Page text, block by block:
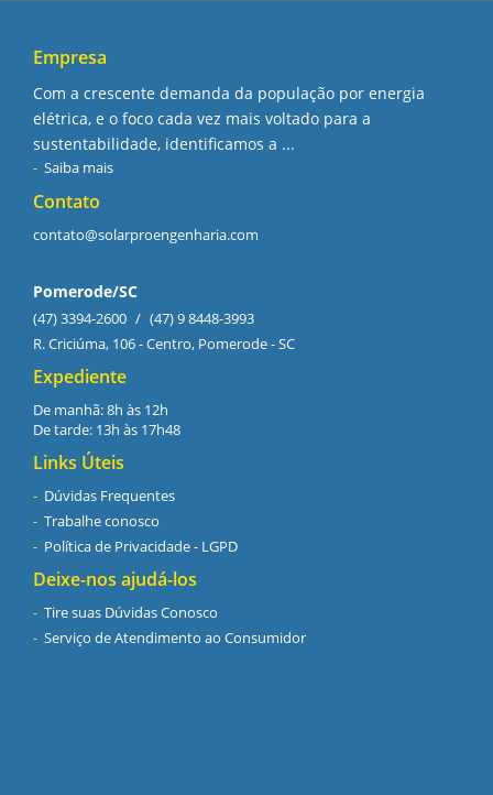
Empresa
Com a crescente demanda da população por energia
elétrica, e o foco cada vez mais voltado para a
sustentabilidade, identificamos a ...
Saiba mais
Contato
contato@solarproengenharia.com
Pomerode/SC
(47) 3394-2600 / (47) 9 8448-3993
R. Criciúma, 106 - Centro, Pomerode - SC
Expediente
De manhã: 8h às 12h
De tarde: 13h às 17h48
Links Úteis
Dúvidas Frequentes
Trabalhe conosco
Política de Privacidade - LGPD
Deixe-nos ajudá-los
Tire suas Dúvidas Conosco
Serviço de Atendimento ao Consumidor